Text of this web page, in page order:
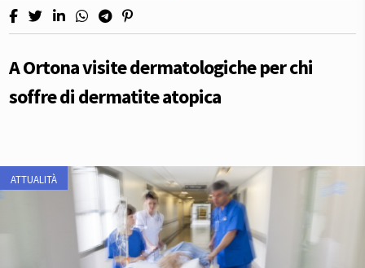
A Ortona visite dermatologiche per chi
soffre di dermatite atopica
ATTUALITÀ